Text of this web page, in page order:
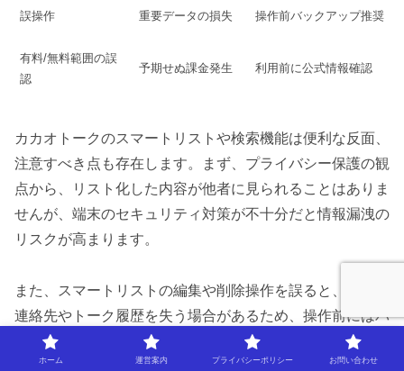
誤操作 重要データの損失 操作前バックアップ推奨
有料/無料範囲の誤
認
予期せぬ課金発生 利用前に公式情報確認
カカオトークのスマートリストや検索機能は便利な反面、
注意すべき点も存在します。まず、プライバシー保護の観
点から、リスト化した内容が他者に見られることはありま
せんが、端末のセキュリティ対策が不十分だと情報漏洩の
リスクが高まります。
また、スマートリストの編集や削除操作を誤ると、重要な
連絡先やトーク履歴を失う場合があるため、操作前にはバ
ックアップを取ることが大切です。さらに、無料利用範囲
と有料機能の違いを把握しておかないと、想定外の料金が
ホーム 運営案内 プライバシーポリシー お問い合わせ